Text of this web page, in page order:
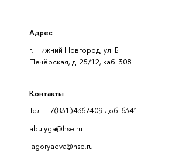
Адрес
г. Нижний Новгород, ул. Б.
Печёрская, д. 25/12, каб. 308
Контакты
Тел. +7(831)4367409 доб. 6341
abulyga@hse.ru
iagoryaeva@hse.ru